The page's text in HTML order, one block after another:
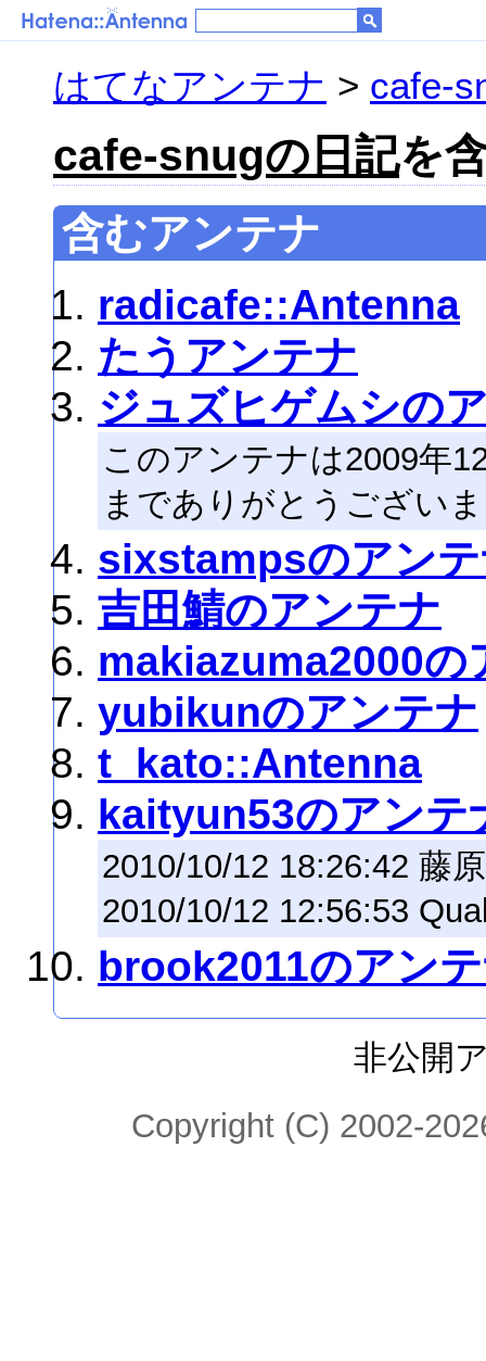
はてなアンテナ > cafe-
cafe-snugの日記を
含むアンテナ
radicafe::Antenna
たうアンテナ
ジュズヒゲムシの
このアンテナは2009年
までありがとうござい
sixstampsのアン
吉田鯖のアンテナ
makiazuma2000の
yubikunのアンテナ
t_kato::Antenna
kaityun53のアンテ
2010/10/12 18:26:42 藤
2010/10/12 12:56:53
brook2011のアン
非公開
Copyright (C) 2002-